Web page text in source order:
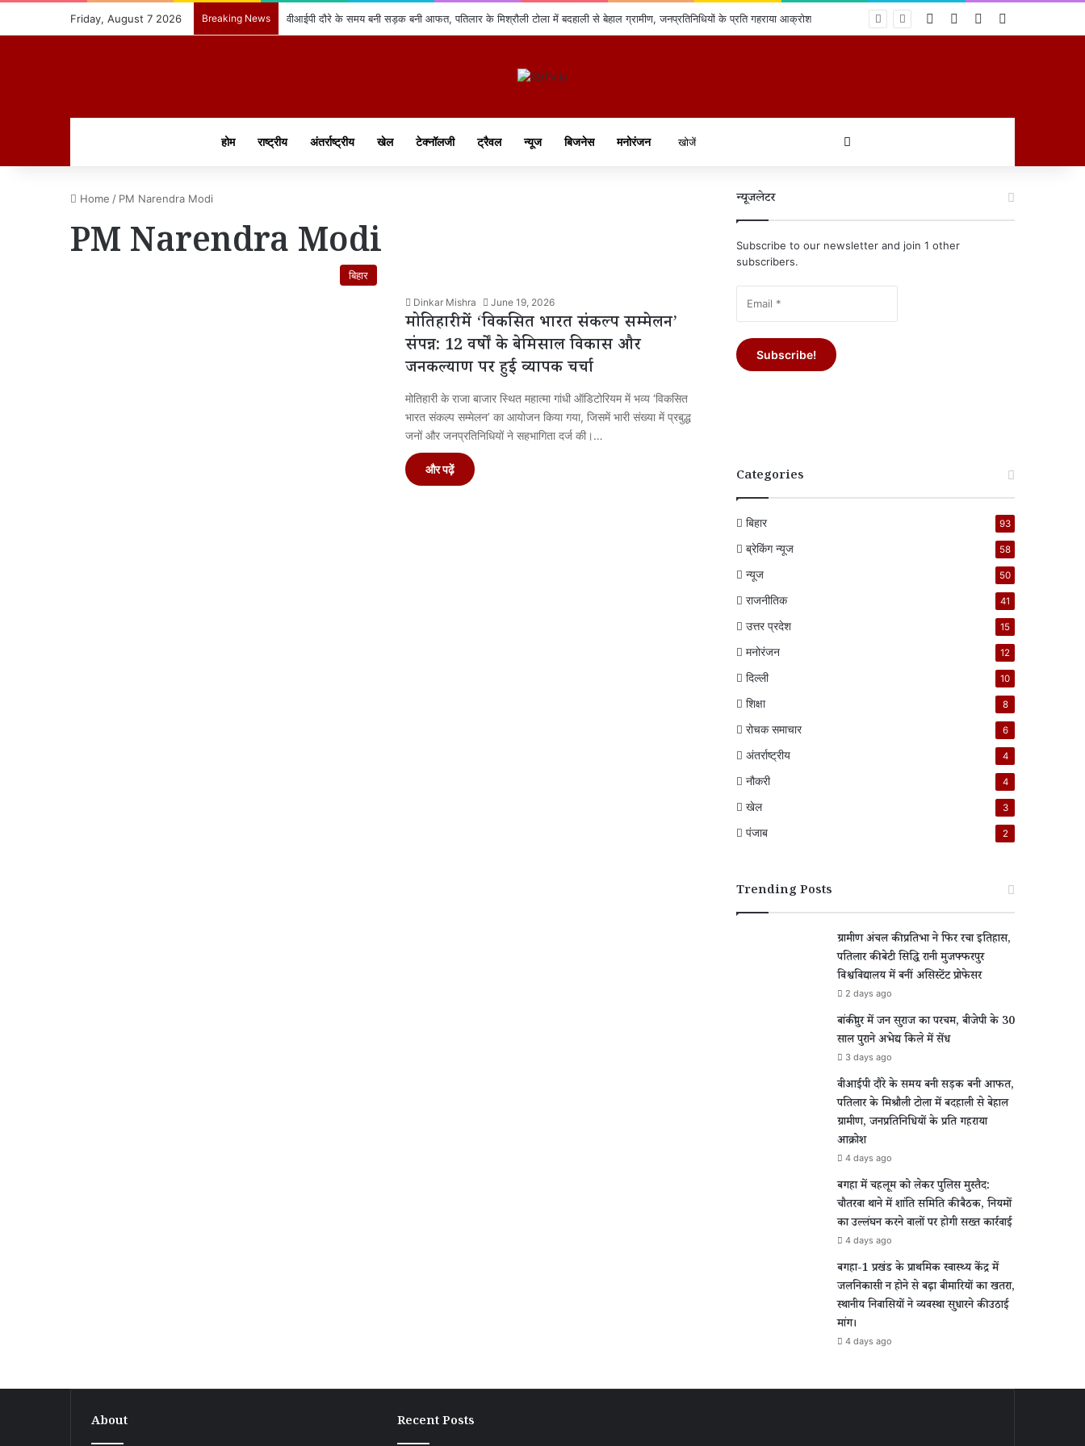
Friday, August 7 2026 Breaking News वीआईपी दौरे के समय बनी सड़क बनी आफत, पतिलार के मिश्रौली टोला में बदहाली से बेहाल ग्रामीण, जनप्रतिनिधियों के प्रति गहराया आक्रोश Log InRandom Article
Sidebar
होम राष्ट्रीय अंतर्राष्ट्रीय खेल टेक्नॉलजी ट्रैवल न्यूज बिजनेस मनोरंजन
Home / PM Narendra Modi
PM Narendra Modi
बिहार
Dinkar Mishra June 19, 2026
मोतिहारी में ‘विकसित भारत संकल्प सम्मेलन’
संपन्न: 12 वर्षों के बेमिसाल विकास और
जनकल्याण पर हुई व्यापक चर्चा
मोतिहारी के राजा बाजार स्थित महात्मा गांधी ऑडिटोरियम में भव्य ‘विकसित
भारत संकल्प सम्मेलन’ का आयोजन किया गया, जिसमें भारी संख्या में प्रबुद्ध
जनों और जनप्रतिनिधियों ने सहभागिता दर्ज की।…
और पढ़ें
न्यूजलेटर
Subscribe to our newsletter and join 1 other
subscribers.
Categories
बिहार 93
ब्रेकिंग न्यूज 58
न्यूज 50
राजनीतिक 41
उत्तर प्रदेश 15
मनोरंजन 12
दिल्ली 10
शिक्षा 8
रोचक समाचार 6
अंतर्राष्ट्रीय 4
नौकरी 4
खेल 3
पंजाब 2
Trending Posts
ग्रामीण अंचल की प्रतिभा ने फिर रचा इतिहास,
पतिलार की बेटी सिद्धि रानी मुजफ्फरपुर
विश्वविद्यालय में बनीं असिस्टेंट प्रोफेसर
2 days ago
बांकीपुर में जन सुराज का परचम, बीजेपी के 30
साल पुराने अभेद्य किले में सेंध
3 days ago
वीआईपी दौरे के समय बनी सड़क बनी आफत,
पतिलार के मिश्रौली टोला में बदहाली से बेहाल
ग्रामीण, जनप्रतिनिधियों के प्रति गहराया
आक्रोश
4 days ago
बगहा में चहलूम को लेकर पुलिस मुस्तैद:
चौतरवा थाने में शांति समिति की बैठक, नियमों
का उल्लंघन करने वालों पर होगी सख्त कार्रवाई
4 days ago
बगहा-1 प्रखंड के प्राथमिक स्वास्थ्य केंद्र में
जलनिकासी न होने से बढ़ा बीमारियों का खतरा,
स्थानीय निवासियों ने व्यवस्था सुधारने की उठाई
मांग।
4 days ago
About Recent Posts
बगहा-1
ग्रामीण